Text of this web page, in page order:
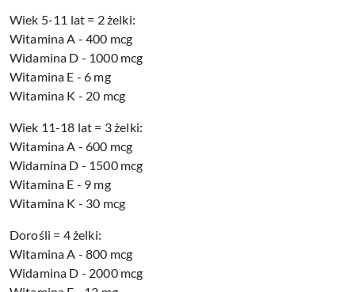
Wiek 5-11 lat = 2 żelki:
Witamina A - 400 mcg
Widamina D - 1000 mcg
Witamina E - 6 mg
Witamina K - 20 mcg
Wiek 11-18 lat = 3 żelki:
Witamina A - 600 mcg
Widamina D - 1500 mcg
Witamina E - 9 mg
Witamina K - 30 mcg
Dorośli = 4 żelki:
Witamina A - 800 mcg
Widamina D - 2000 mcg